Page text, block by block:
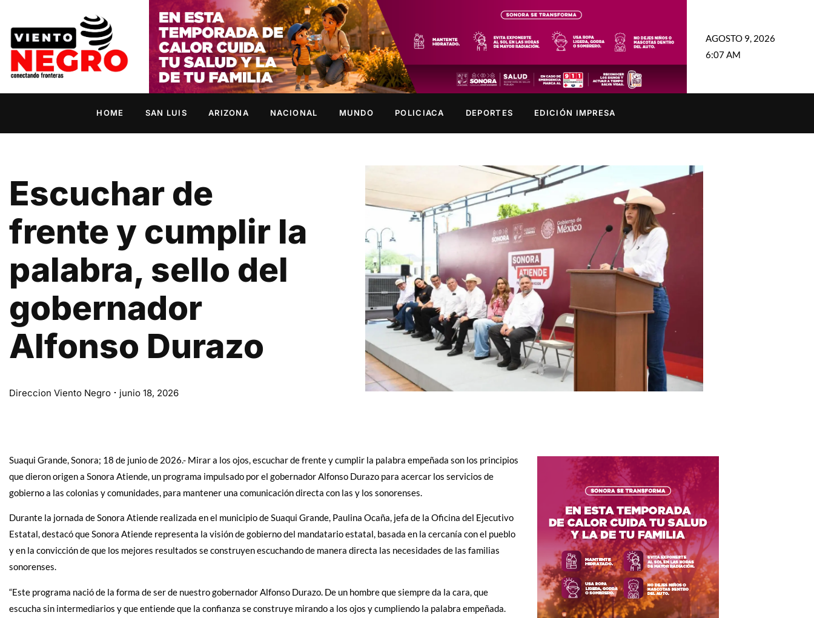
AGOSTO 9, 2026
6:07 AM
HOME SAN LUIS ARIZONA NACIONAL MUNDO POLICIACA DEPORTES EDICIÓN IMPRESA
Escuchar de
frente y cumplir la
palabra, sello del
gobernador
Alfonso Durazo
Direccion Viento Negro junio 18, 2026
Suaqui Grande, Sonora; 18 de junio de 2026.- Mirar a los ojos, escuchar de frente y cumplir la palabra empeñada son los principios
que dieron origen a Sonora Atiende, un programa impulsado por el gobernador Alfonso Durazo para acercar los servicios de
gobierno a las colonias y comunidades, para mantener una comunicación directa con las y los sonorenses.
Durante la jornada de Sonora Atiende realizada en el municipio de Suaqui Grande, Paulina Ocaña, jefa de la Oficina del Ejecutivo
Estatal, destacó que Sonora Atiende representa la visión de gobierno del mandatario estatal, basada en la cercanía con el pueblo
y en la convicción de que los mejores resultados se construyen escuchando de manera directa las necesidades de las familias
sonorenses.
“Este programa nació de la forma de ser de nuestro gobernador Alfonso Durazo. De un hombre que siempre da la cara, que
escucha sin intermediarios y que entiende que la confianza se construye mirando a los ojos y cumpliendo la palabra empeñada.